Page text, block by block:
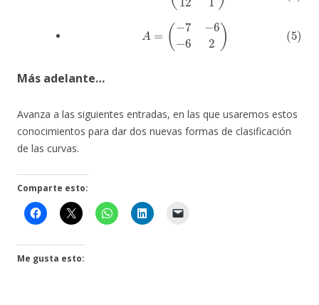
=(− 7− 62
Más adelante…
Avanza a las siguientes entradas, en las que usaremos estos
conocimientos para dar dos nuevas formas de clasificación
de las curvas.
Comparte esto:
Me gusta esto: